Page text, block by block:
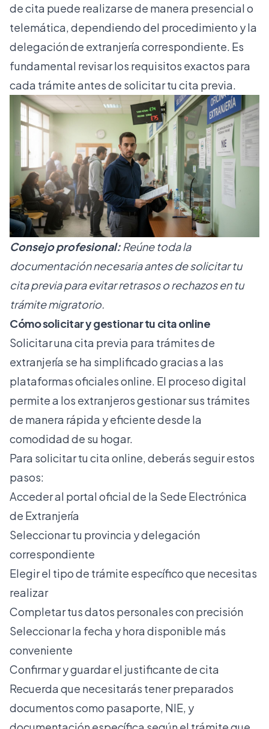
de cita puede realizarse de manera presencial o
telemática, dependiendo del procedimiento y la
delegación de extranjería correspondiente. Es
fundamental revisar los requisitos exactos para
cada trámite antes de solicitar tu cita previa.
Consejo profesional: Reúne toda la
documentación necesaria antes de solicitar tu
cita previa para evitar retrasos o rechazos en tu
trámite migratorio.
Cómo solicitar y gestionar tu cita online
Solicitar una cita previa para trámites de
extranjería se ha simplificado gracias a las
plataformas oficiales online. El proceso digital
permite a los extranjeros gestionar sus trámites
de manera rápida y eficiente desde la
comodidad de su hogar.
Para solicitar tu cita online, deberás seguir estos
pasos:
Acceder al portal oficial de la Sede Electrónica
de Extranjería
Seleccionar tu provincia y delegación
correspondiente
Elegir el tipo de trámite específico que necesitas
realizar
Completar tus datos personales con precisión
Seleccionar la fecha y hora disponible más
conveniente
Confirmar y guardar el justificante de cita
Recuerda que necesitarás tener preparados
documentos como pasaporte, NIE, y